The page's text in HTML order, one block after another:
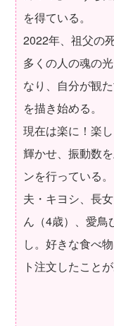
を得ている。
2022年、祖父の
多くの人の魂の
なり、自分が観
を描き始める。
現在は楽に！楽
輝かせ、振動数
ンを行っている。
夫・キヨシ、長
ん（4歳）、愛鳥
し。好きな食べ
ト注文したことが